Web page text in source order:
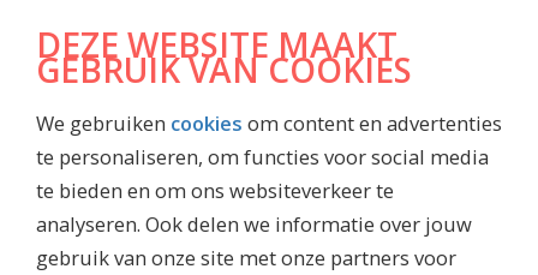
DEZE WEBSITE MAAKT
GEBRUIK VAN COOKIES
We gebruiken cookies om content en advertenties
te personaliseren, om functies voor social media
te bieden en om ons websiteverkeer te
analyseren. Ook delen we informatie over jouw
gebruik van onze site met onze partners voor
Algemene Voorwaarden
Inkoopvoorwaarden
Maatschappelijk jaarverslag
Jubileummagazine